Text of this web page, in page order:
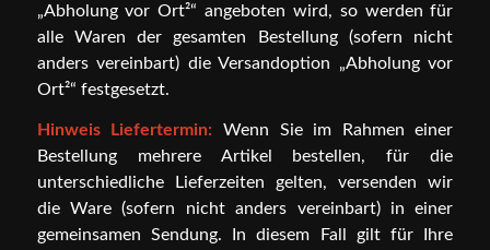
„Abholung vor Ort²“ angeboten wird, so werden für
alle Waren der gesamten Bestellung (sofern nicht
anders vereinbart) die Versandoption „Abholung vor
Ort²“ festgesetzt.
Hinweis Liefertermin: Wenn Sie im Rahmen einer
Bestellung mehrere Artikel bestellen, für die
unterschiedliche Lieferzeiten gelten, versenden wir
die Ware (sofern nicht anders vereinbart) in einer
gemeinsamen Sendung. In diesem Fall gilt für Ihre